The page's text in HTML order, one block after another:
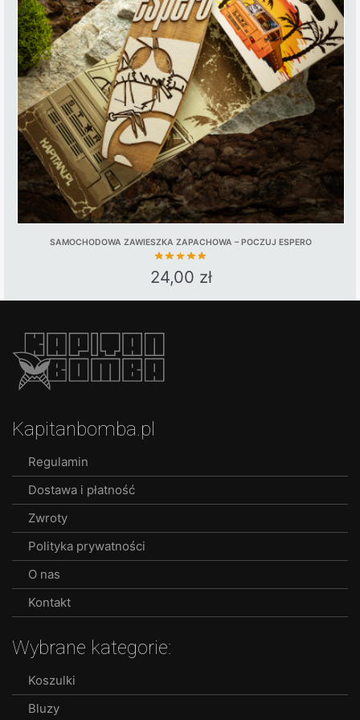
SAMOCHODOWA ZAWIESZKA ZAPACHOWA – POCZUJ ESPERO
24,00 zł
Kapitanbomba.pl
Regulamin
Dostawa i płatność
Zwroty
Polityka prywatności
O nas
Kontakt
Wybrane kategorie:
Koszulki
Bluzy